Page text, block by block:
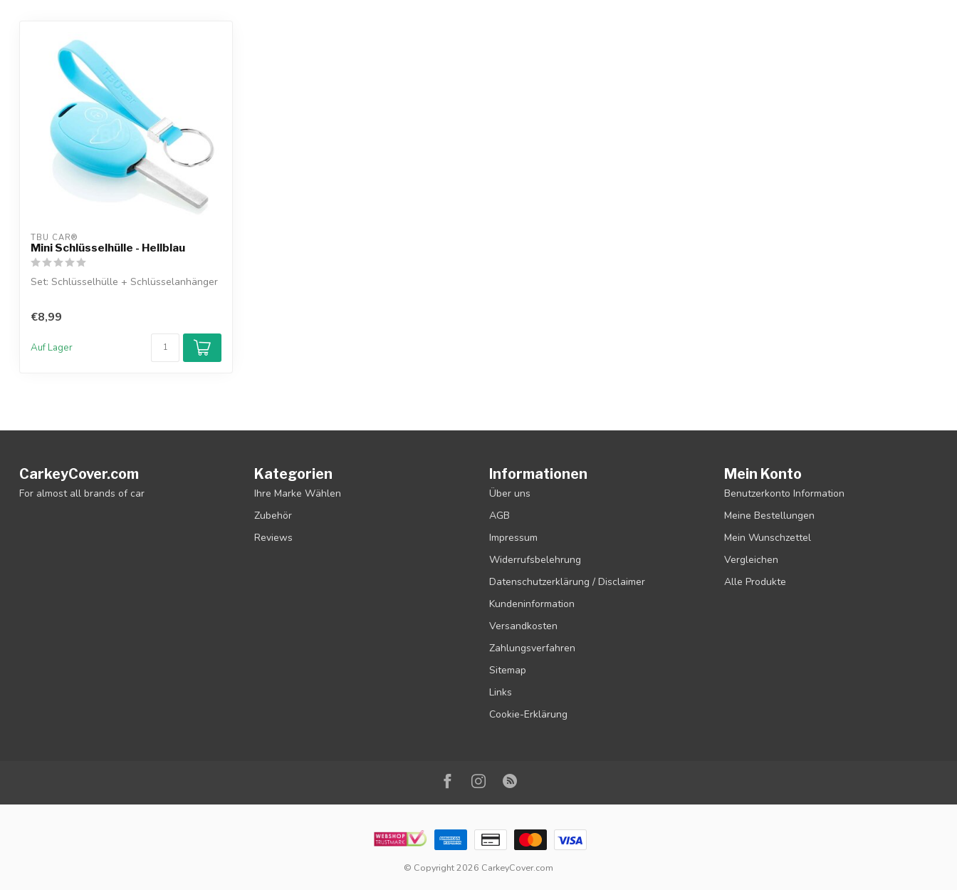
TBU CAR®
Mini Schlüsselhülle - Hellblau
Set: Schlüsselhülle + Schlüsselanhänger
€8,99
Auf Lager
CarkeyCover.com
For almost all brands of car
Kategorien
Ihre Marke Wählen
Zubehör
Reviews
Informationen
Über uns
AGB
Impressum
Widerrufsbelehrung
Datenschutzerklärung / Disclaimer
Kundeninformation
Versandkosten
Zahlungsverfahren
Sitemap
Links
Cookie-Erklärung
Mein Konto
Benutzerkonto Information
Meine Bestellungen
Mein Wunschzettel
Vergleichen
Alle Produkte
© Copyright 2026 CarkeyCover.com